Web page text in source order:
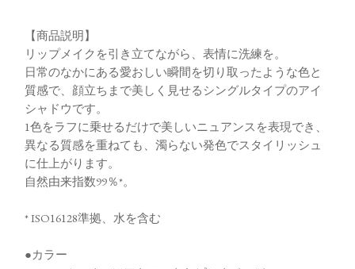
【商品説明】
リップメイクを引き立てながら、表情に洗練を。
日常のなかにある愛おしい瞬間を切り取ったような色と
質感で、顔立ちまで美しく見せるシングルタイプのアイ
シャドウです。
1色をラフに乗せるだけで美しいニュアンスを表現でき、
異なる質感を重ねても、濁らない発色でスタイリッシュ
に仕上がります。
自然由来指数99％*。
* ISO16128準拠、水を含む
●カラー